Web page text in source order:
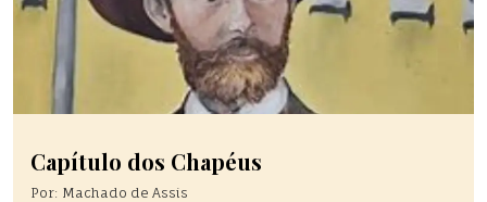
Capítulo dos Chapéus
Por: Machado de Assis